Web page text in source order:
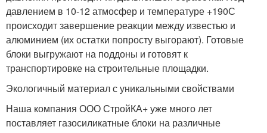
давлением в 10-12 атмосфер и температуре +190С
происходит завершение реакции между известью и
алюминием (их остатки попросту выгорают). Готовые
блоки выгружают на поддоны и готовят к
транспортировке на строительные площадки.
Экологичный материал с уникальными свойствами
Наша компания ООО СтройКА+ уже много лет
поставляет газосиликатные блоки на различные